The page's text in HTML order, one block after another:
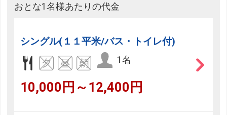
おとな1名様あたりの代金
シングル(１１平米/バス・トイレ付)
1名
10,000円～12,400円